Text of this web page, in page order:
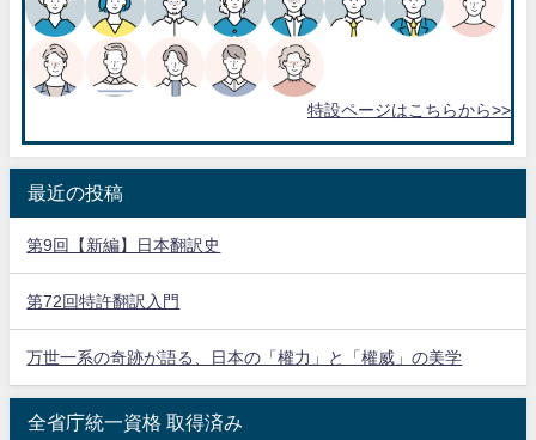
特設ページはこちらから>>
最近の投稿
第9回【新編】日本翻訳史
第72回特許翻訳入門
万世一系の奇跡が語る、日本の「權力」と「權威」の美学
全省庁統一資格 取得済み